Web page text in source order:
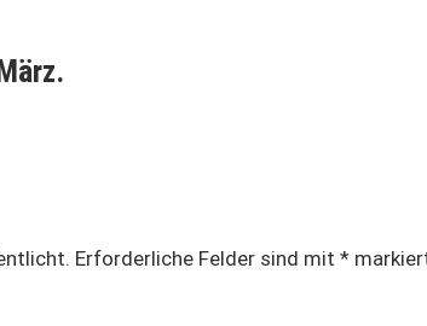
Erforderliche Felder sind mit *